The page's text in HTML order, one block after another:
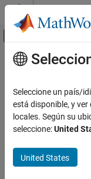
Saltar al contenido
Mostrar/
Inicio de Documentación
Entorno y configuración
Categoría
Iniciar y cerrar
Escritorio
Complementos
Contenido principal
Escritorio
Apariencia del
Para personalizar
defina atajos de
Funciones
Seleccione un país/
está disponible, y
locales. Según su
seleccione:United
United States